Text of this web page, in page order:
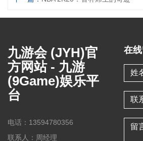
九游会 (JYH)官
方网站 - 九游
(9Game)娱乐平
台
电话：13594780356
联系人：周经理
在